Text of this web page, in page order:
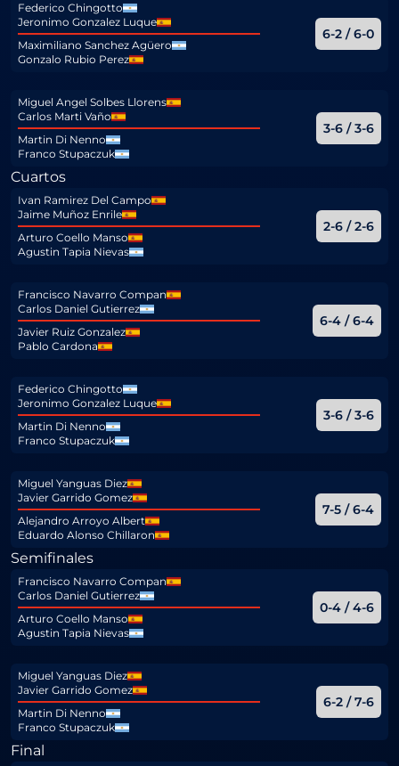
Federico Chingotto
Jeronimo Gonzalez Luque
Maximiliano Sanchez Agüero
Gonzalo Rubio Perez
6-2 / 6-0
Miguel Angel Solbes Llorens
Carlos Marti Vaño
Martin Di Nenno
Franco Stupaczuk
3-6 / 3-6
Cuartos
Ivan Ramirez Del Campo
Jaime Muñoz Enrile
Arturo Coello Manso
Agustin Tapia Nievas
2-6 / 2-6
Francisco Navarro Compan
Carlos Daniel Gutierrez
Javier Ruiz Gonzalez
Pablo Cardona
6-4 / 6-4
Federico Chingotto
Jeronimo Gonzalez Luque
Martin Di Nenno
Franco Stupaczuk
3-6 / 3-6
Miguel Yanguas Diez
Javier Garrido Gomez
Alejandro Arroyo Albert
Eduardo Alonso Chillaron
7-5 / 6-4
Semifinales
Francisco Navarro Compan
Carlos Daniel Gutierrez
Arturo Coello Manso
Agustin Tapia Nievas
0-4 / 4-6
Miguel Yanguas Diez
Javier Garrido Gomez
Martin Di Nenno
Franco Stupaczuk
6-2 / 7-6
Final